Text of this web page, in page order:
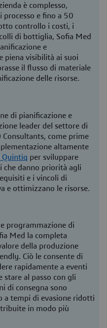
è complesso,
processo e fino a 50
controllo i costi, i
di bottiglia, Sofia Med
e
piena visibilità ai suoi
il flusso di materiale
delle risorse.
di pianificazione e
leader del settore di
Consultants, come prime
altamente
Quintiq per sviluppare
che danno priorità agli
e i vincoli di
e ottimizzano le risorse.
programmazione di
Med la completa
della produzione
Ciò le consente di
rapidamente a eventi
al passo con gli
di consegna sono
a tempi di evasione ridotti
in modo più